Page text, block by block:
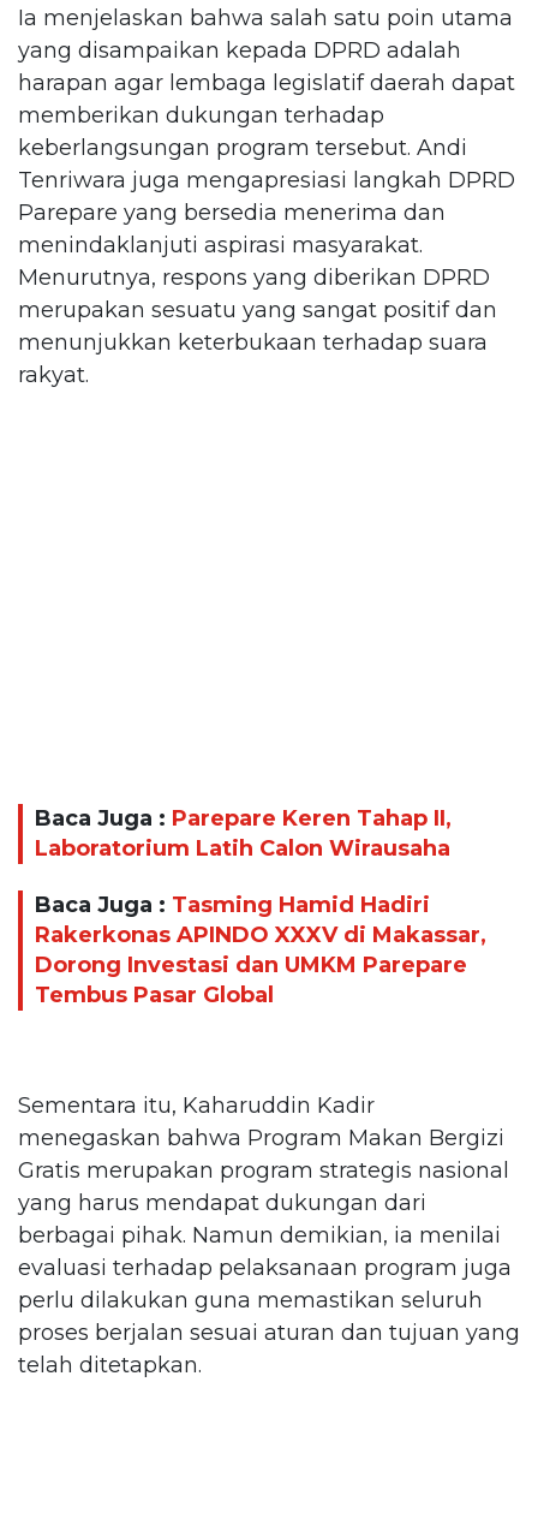
Ia menjelaskan bahwa salah satu poin utama
yang disampaikan kepada DPRD adalah
harapan agar lembaga legislatif daerah dapat
memberikan dukungan terhadap
keberlangsungan program tersebut. Andi
Tenriwara juga mengapresiasi langkah DPRD
Parepare yang bersedia menerima dan
menindaklanjuti aspirasi masyarakat.
Menurutnya, respons yang diberikan DPRD
merupakan sesuatu yang sangat positif dan
menunjukkan keterbukaan terhadap suara
rakyat.
Baca Juga : Parepare Keren Tahap II,
Laboratorium Latih Calon Wirausaha
Baca Juga : Tasming Hamid Hadiri
Rakerkonas APINDO XXXV di Makassar,
Dorong Investasi dan UMKM Parepare
Tembus Pasar Global
Sementara itu, Kaharuddin Kadir
menegaskan bahwa Program Makan Bergizi
Gratis merupakan program strategis nasional
yang harus mendapat dukungan dari
berbagai pihak. Namun demikian, ia menilai
evaluasi terhadap pelaksanaan program juga
perlu dilakukan guna memastikan seluruh
proses berjalan sesuai aturan dan tujuan yang
telah ditetapkan.